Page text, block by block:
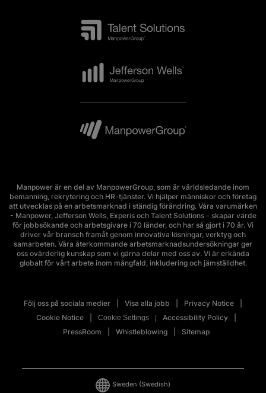
Manpower är en del av ManpowerGroup, som är världsledande inom
bemanning, rekrytering och HR-tjänster. Vi hjälper människor och företag
att utvecklas på en arbetsmarknad i ständig förändring. Våra varumärken
- Manpower, Jefferson Wells, Experis och Talent Solutions - skapar värde
för jobbsökande och arbetsgivare i 70 länder, och har så gjort i 70 år. Vi
driver vår bransch framåt genom innovativa lösningar, verktyg och
samarbeten. Våra återkommande arbetsmarknadsundersökningar ger
oss ovärderlig kunskap som vi gärna delar med oss av. Vi är erkända
globalt för vårt arbete inom mångfald, inkludering och jämställdhet.
Följ oss på sociala medier Visa alla jobb
Privacy Notice
Cookie Notice
Cookie Settings
Accessibility Policy
PressRoom
Whistleblowing Sitemap
Sweden (Swedish)